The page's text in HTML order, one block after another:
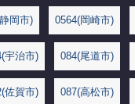
岡市) 0564(岡崎市)
宇治市) 084(尾道市)
佐賀市) 087(高松市)